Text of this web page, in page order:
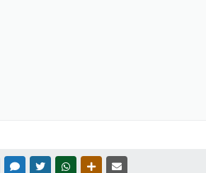
FACEBOOKMESSENGER
TWITTERWHATSAPPOUTRAS MÍDIAS